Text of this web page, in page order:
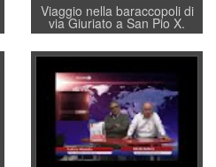
Viaggio nella baraccopoli di
via Giuriato a San Pio X.
Vicenza ai Vicentini: “faremo
un regalo di Natale ai
residenti”